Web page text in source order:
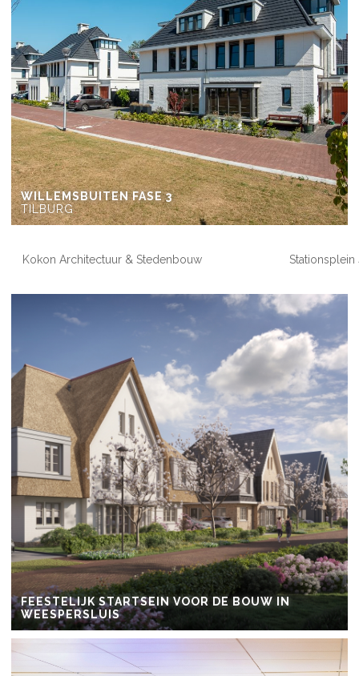
WILLEMSBUITEN FASE 3
TILBURG
Kokon Architectuur & Stedenbouw Stationsplein
FEESTELIJK STARTSEIN VOOR DE BOUW IN
WEESPERSLUIS